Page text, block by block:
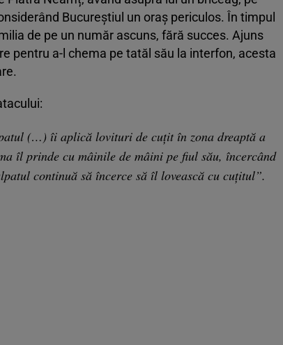
Bucureștiul un oraș periculos. În timpul
de pe un număr ascuns, fără succes. Ajuns
pentru a-l chema pe tatăl său la interfon, acesta
(…) îi aplică lovituri de cuțit în zona dreaptă a
îl prinde cu mâinile de mâini pe fiul său, încercând
continuă să încerce să îl lovească cu cuțitul”.